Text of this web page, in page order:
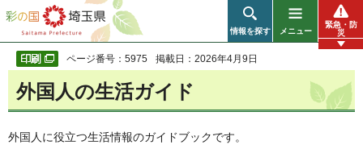
彩の国 埼玉県
情報を探す メニュー
緊急・防
災
ページ番号：5975 掲載日：2026年4月9日
外国人の生活ガイド
外国人に役立つ生活情報のガイドブックです。